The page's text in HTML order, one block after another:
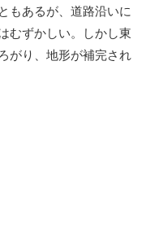
もあるが、道路沿いに
むずかしい。しかし東
がり、地形が補完され